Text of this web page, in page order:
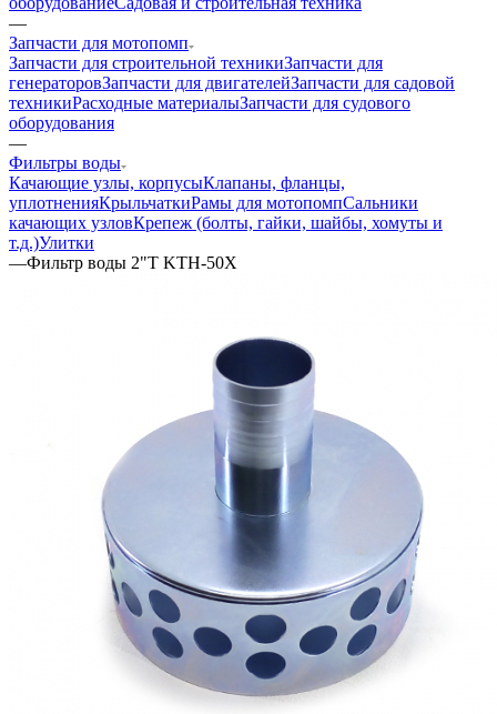
—
Запчасти для мотопомп
Запчасти для строительной техникиЗапчасти для
генераторовЗапчасти для двигателейЗапчасти для садовой
техникиРасходные материалыЗапчасти для судового
оборудования
—
Фильтры воды
Качающие узлы, корпусыКлапаны, фланцы,
уплотненияКрыльчаткиРамы для мотопомпСальники
качающих узловКрепеж (болты, гайки, шайбы, хомуты и
т.д.)Улитки
—Фильтр воды 2"T KTH-50X